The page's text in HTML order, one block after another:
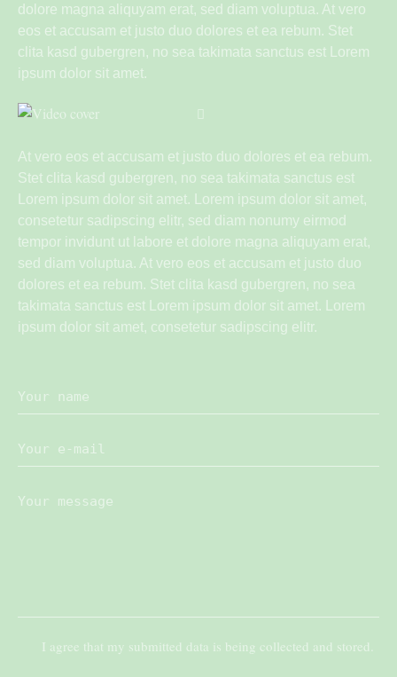
dolore magna aliquyam erat, sed diam voluptua. At vero
eos et accusam et justo duo dolores et ea rebum. Stet
clita kasd gubergren, no sea takimata sanctus est Lorem
ipsum dolor sit amet.
At vero eos et accusam et justo duo dolores et ea rebum.
Stet clita kasd gubergren, no sea takimata sanctus est
Lorem ipsum dolor sit amet. Lorem ipsum dolor sit amet,
consetetur sadipscing elitr, sed diam nonumy eirmod
tempor invidunt ut labore et dolore magna aliquyam erat,
sed diam voluptua. At vero eos et accusam et justo duo
dolores et ea rebum. Stet clita kasd gubergren, no sea
takimata sanctus est Lorem ipsum dolor sit amet. Lorem
ipsum dolor sit amet, consetetur sadipscing elitr.
I agree that my submitted data is being collected and stored.